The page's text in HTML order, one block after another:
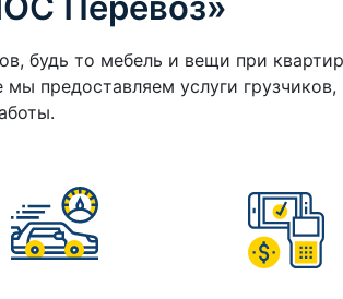
будь то мебель и вещи при
предоставляем услуги грузчиков,